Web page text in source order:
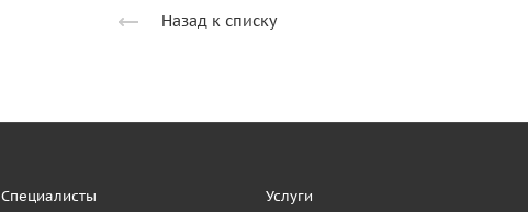
Назад к списку
Специалисты Услуги